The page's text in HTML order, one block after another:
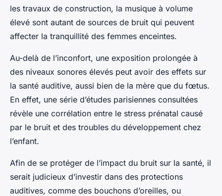
les travaux de construction, la musique à volume
élevé sont autant de sources de bruit qui peuvent
affecter la tranquillité des femmes enceintes.
Au-delà de l’inconfort, une exposition prolongée à
des niveaux sonores élevés peut avoir des effets sur
la santé auditive, aussi bien de la mère que du fœtus.
En effet, une série d’études parisiennes consultées
révèle une corrélation entre le stress prénatal causé
par le bruit et des troubles du développement chez
l’enfant.
Afin de se protéger de l’impact du bruit sur la santé, il
serait judicieux d’investir dans des protections
auditives, comme des bouchons d’oreilles, ou